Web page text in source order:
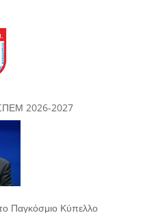
2026-2027
Παγκόσμιο Κύπελλο